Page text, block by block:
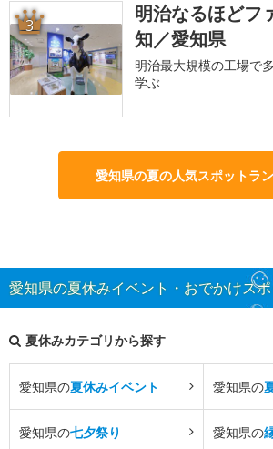
3
明治なるほどフ
知／愛知県
明治最大規模の工場で
学ぶ
愛知県の夏の人気スポットラ
愛知県の夏休みイベント・おでかけス
夏休みカテゴリから探す
愛知県の夏休みイベント 愛知県の
愛知県の七夕祭り 愛知県の